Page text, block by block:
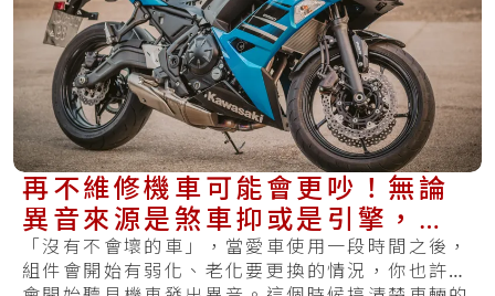
再不維修機車可能會更吵！無論
異音來源是煞車抑或是引擎，快
來看看解決方式
「沒有不會壞的車」，當愛車使用一段時間之後，
組件會開始有弱化、老化要更換的情況，你也許也